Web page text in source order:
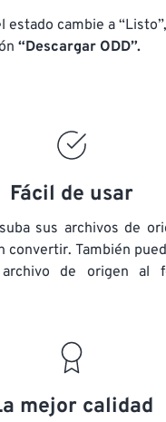
estado cambie a
“Descargar ODD”.
Fácil de usar
sus archivos de
convertir. También
de origen al
mejor calidad